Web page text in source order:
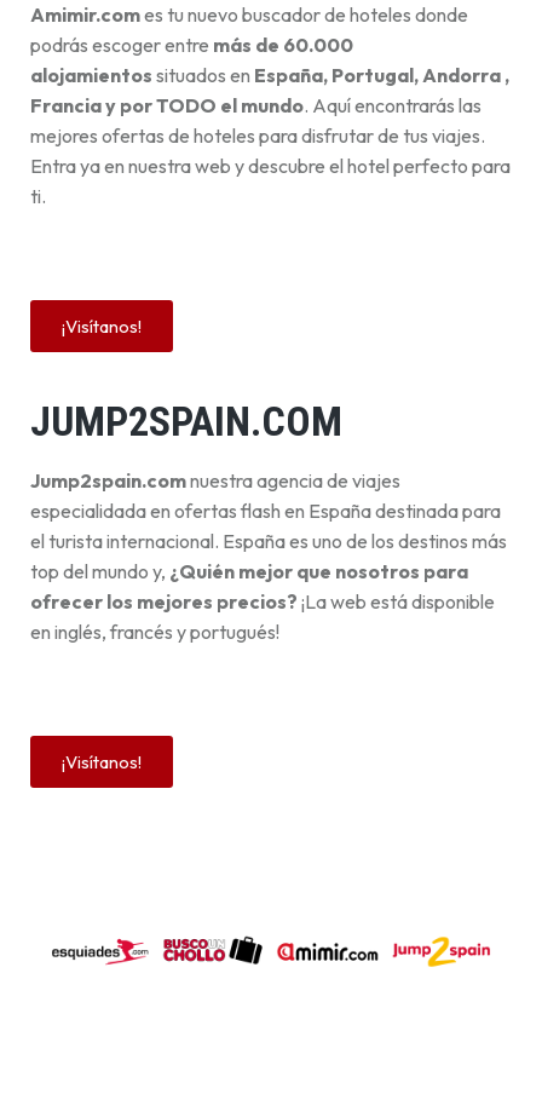
Amimir.comes tu nuevo buscador de hoteles donde
podrás escoger entre más de 60.000
alojamientos situados en España, Portugal, Andorra ,
Francia y por TODO el mundo. Aquí encontrarás las
mejores ofertas de hoteles para disfrutar de tus viajes.
Entra ya en nuestra web y descubre el hotel perfecto para
ti.
¡Visítanos!
JUMP2SPAIN.COM
Jump2spain.comnuestra agencia de viajes
especialidada en ofertas flash en España destinada para
el turista internacional. España es uno de los destinos más
top del mundo y, ¿Quién mejor que nosotros para
ofrecer los mejores precios? ¡La web está disponible
en inglés, francés y portugués!
¡Visítanos!